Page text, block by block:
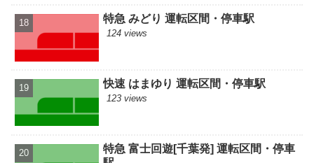
特急 みどり 運転区間・停車駅
124 views
快速 はまゆり 運転区間・停車駅
123 views
特急 富士回遊[千葉発] 運転区間・停車